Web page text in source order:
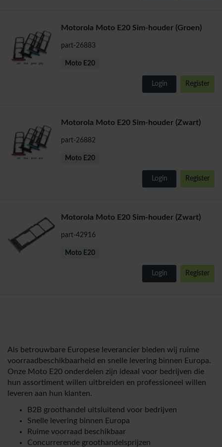
Motorola Moto E20 Sim-houder (Groen)
part-26883
Moto E20
Login Register
Motorola Moto E20 Sim-houder (Zwart)
part-26882
Moto E20
Login Register
Motorola Moto E20 Sim-houder (Zwart)
part-42916
Moto E20
Login Register
Als betrouwbare Europese leverancier bieden wij ruime
voorraadbeschikbaarheid en snelle levering binnen Europa.
Onze Moto E20 onderdelen zijn ideaal voor bedrijven die
hun assortiment willen uitbreiden en professioneel willen
leveren aan hun klanten.
B2B groothandel uitsluitend voor bedrijven
Snelle levering binnen Europa
Ruime voorraad beschikbaar
Concurrerende groothandelsprijzen